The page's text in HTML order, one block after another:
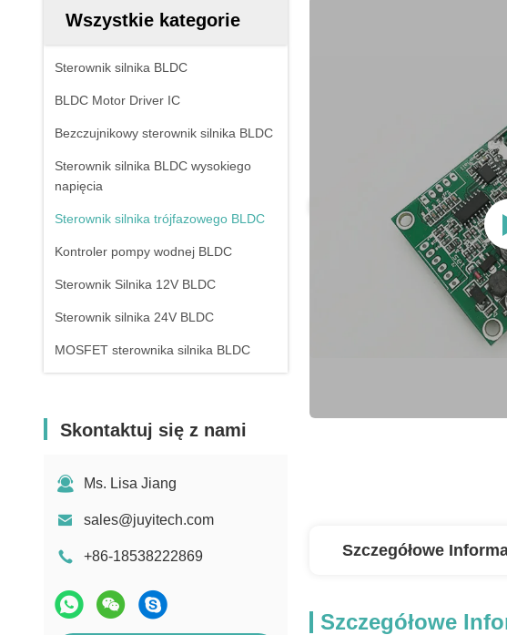
Wszystkie kategorie
Sterownik silnika BLDC
BLDC Motor Driver IC
Bezczujnikowy sterownik silnika BLDC
Sterownik silnika BLDC wysokiego
napięcia
Sterownik silnika trójfazowego BLDC
Kontroler pompy wodnej BLDC
Sterownik Silnika 12V BLDC
Sterownik silnika 24V BLDC
MOSFET sterownika silnika BLDC
Skontaktuj się z nami
Ms. Lisa Jiang
sales@juyitech.com
+86-18538222869 Szczegółowe
Szczegółowe